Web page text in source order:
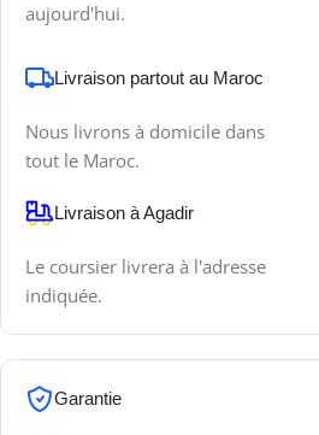
aujourd'hui.
Livraison partout au Maroc
Nous livrons à domicile dans
tout le Maroc.
Livraison à Agadir
Le coursier livrera à l'adresse
indiquée.
Garantie